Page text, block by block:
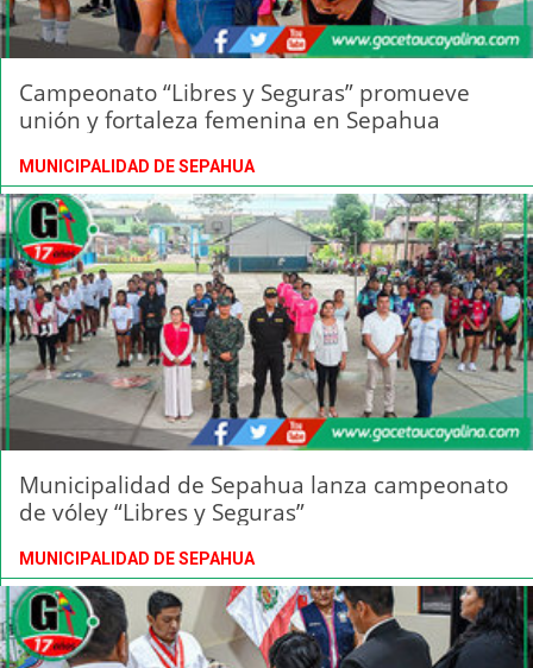
Campeonato “Libres y Seguras” promueve
unión y fortaleza femenina en Sepahua
MUNICIPALIDAD DE SEPAHUA
Municipalidad de Sepahua lanza campeonato
de vóley “Libres y Seguras”
MUNICIPALIDAD DE SEPAHUA